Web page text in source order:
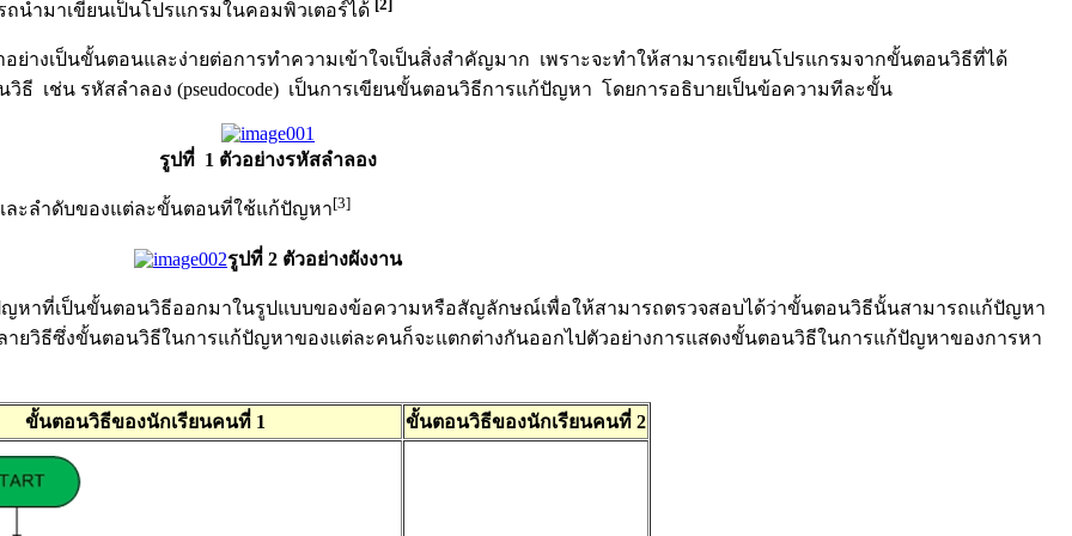
นำมาเขียนเป็นโปรแกรมในคอมพิวเตอร์ได้ [2]
งเป็นขั้นตอนและง่ายต่อการทำความเข้าใจเป็นสิ่งสำคัญมาก เพราะจะทำให้สามารถเขียนโปรแกรมจากขั้นตอนวิธีที่ได้
ธี เช่น รหัสลำลอง (pseudocode) เป็นการเขียนขั้นตอนวิธีการแก้ปัญหา โดยการอธิบายเป็นข้อความทีละขั้น
รูปที่ 1 ตัวอย่างรหัสลำลอง
และลำดับของแต่ละขั้นตอนที่ใช้แก้ปัญหา[3]
รูปที่ 2 ตัวอย่างผังงาน
ที่เป็นขั้นตอนวิธีออกมาในรูปแบบของข้อความหรือสัญลักษณ์เพื่อให้สามารถตรวจสอบได้ว่าขั้นตอนวิธีนั้นสามารถแก้ปัญหา
วิธีซึ่งขั้นตอนวิธีในการแก้ปัญหาของแต่ละคนก็จะแตกต่างกันออกไปตัวอย่างการแสดงขั้นตอนวิธีในการแก้ปัญหาของการหา
ขั้นตอนวิธีของนักเรียนคนที่ 1 ขั้นตอนวิธีของนักเรียนคนที่ 2